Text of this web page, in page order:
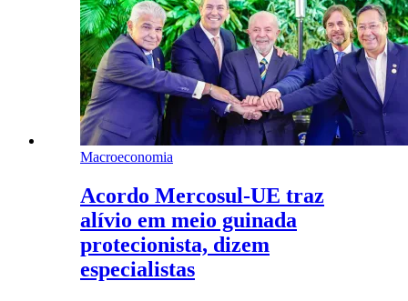
Macroeconomia
Acordo Mercosul-UE traz
alívio em meio guinada
protecionista, dizem
especialistas